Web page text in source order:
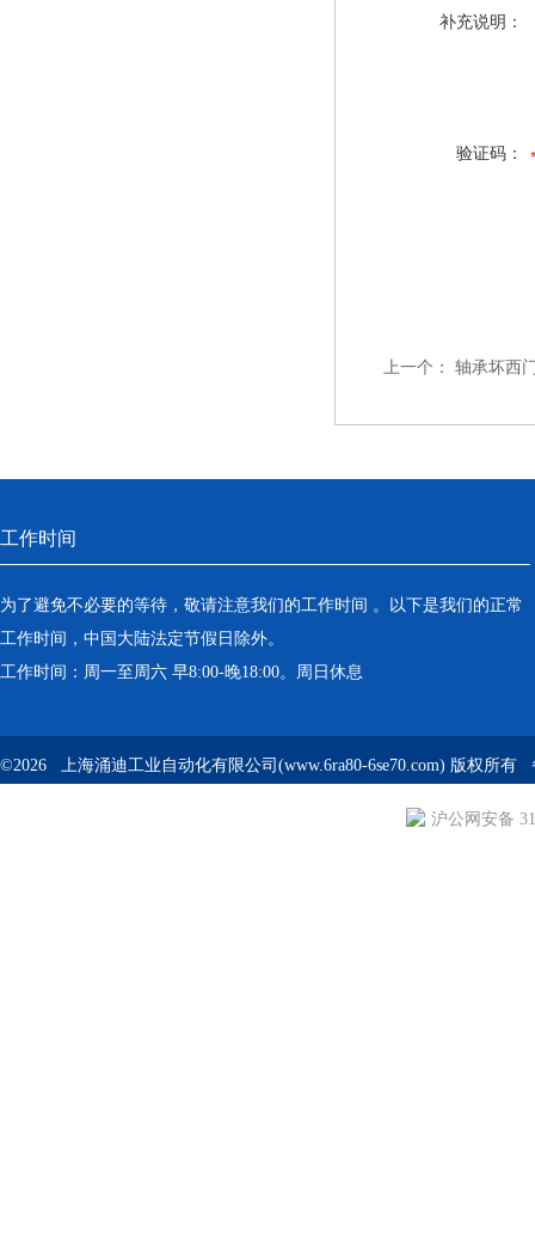
补充说明：
验证码：
上一个： 轴承坏西
工作时间
为了避免不必要的等待，敬请注意我们的工作时间 。以下是我们的正常
工作时间，中国大陆法定节假日除外。
工作时间：周一至周六 早8:00-晚18:00。周日休息
©2026 上海涌迪工业自动化有限公司(www.6ra80-6se70.com) 版权所有
沪公网安备